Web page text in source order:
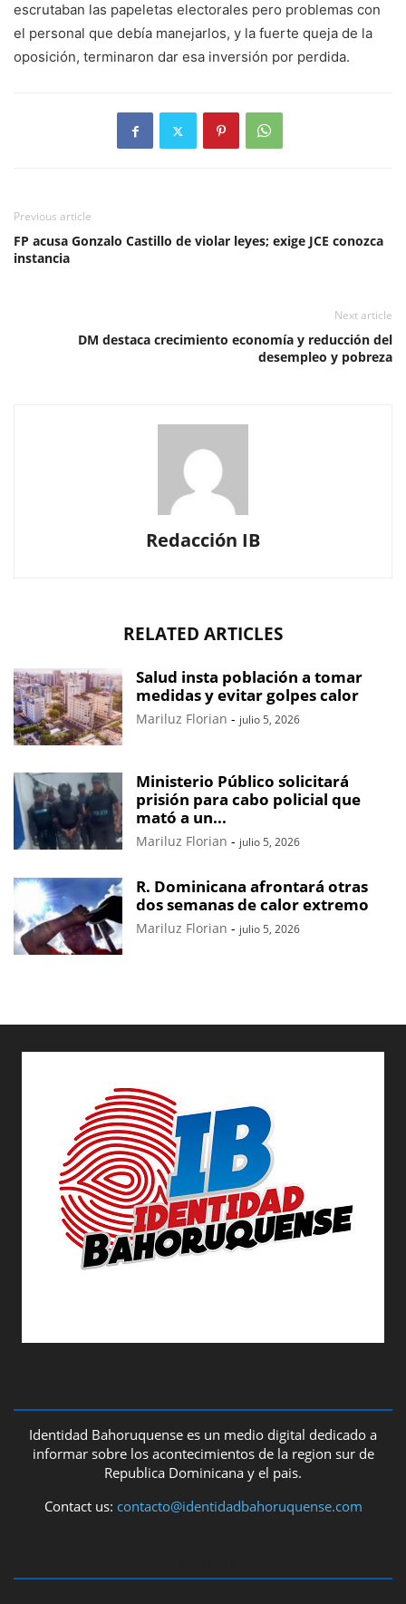
escrutaban las papeletas electorales pero problemas con
el personal que debía manejarlos, y la fuerte queja de la
oposición, terminaron dar esa inversión por perdida.
Previous article
FP acusa Gonzalo Castillo de violar leyes; exige JCE conozca
instancia
Next article
DM destaca crecimiento economía y reducción del
desempleo y pobreza
Redacción IB
RELATED ARTICLES
Salud insta población a tomar
medidas y evitar golpes calor
Mariluz Florian - julio 5, 2026
Ministerio Público solicitará
prisión para cabo policial que
mató a un...
Mariluz Florian - julio 5, 2026
R. Dominicana afrontará otras
dos semanas de calor extremo
Mariluz Florian - julio 5, 2026
Identidad Bahoruquense es un medio digital dedicado a
informar sobre los acontecimientos de la region sur de
Republica Dominicana y el pais.
Contact us: contacto@identidadbahoruquense.com